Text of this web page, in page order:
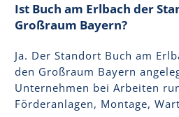
Ist Buch am Erlbach der
Großraum Bayern?
Ja. Der Standort Buch am
den Großraum Bayern
Unternehmen bei Arbeiten
Förderanlagen, Montage,